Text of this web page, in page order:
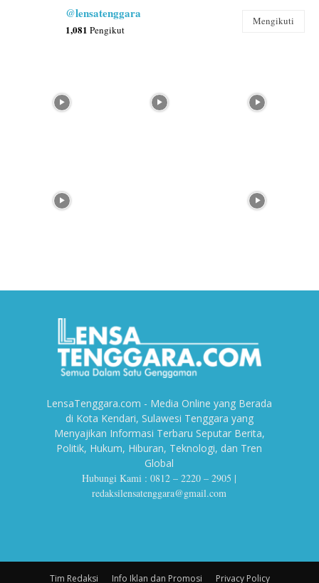
@lensatenggara
1,081 Pengikut
Mengikuti
LensaTenggara.com - Media Online yang Berada
di Kota Kendari, Sulawesi Tenggara yang
Menyajikan Informasi Terbaru Seputar Berita,
Politik, Hukum, Hiburan, Teknologi, dan Tren
Global
Hubungi Kami : 0812 – 2220 – 2905 |
redaksilensatenggara@gmail.com
Tim Redaksi Info Iklan dan Promosi Privacy Policy